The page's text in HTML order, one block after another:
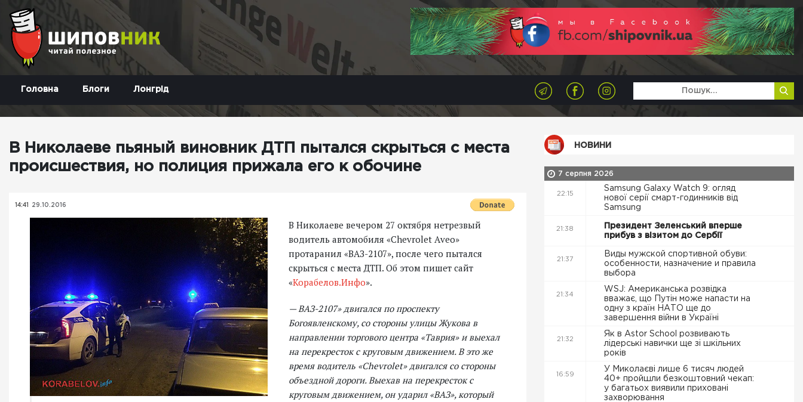
Головна Блоги Лонгрід
В Николаеве пьяный виновник ДТП пытался скрыться с места
происшествия, но полиция прижала его к обочине
14:41 29.10.2016
В Николаеве вечером 27 октября нетрезвый
водитель автомобиля «Сhevrolet Аveo»
протаранил «ВАЗ-2107», после чего пытался
скрыться с места ДТП. Об этом пишет сайт
«Корабелов.Инфо».
— ВАЗ-2107» двигался по проспекту
Богоявленскому, со стороны улицы Жукова в
направлении торгового центра «Таврия» и выехал
на перекресток с круговым движением. В это же
время водитель «Сhevrolet» двигался со стороны
объездной дороги. Выехав на перекресток с
круговым движением, он ударил «ВАЗ», который
НОВИНИ
7 серпня 2026
22:15
Samsung Galaxy Watch 9: огляд
нової серії смарт-годинників від
Samsung
21:38
Президент Зеленський вперше
прибув з візитом до Сербії
21:37
Виды мужской спортивной обуви:
особенности, назначение и правила
выбора
21:34
WSJ: Американська розвідка
вважає, що Путін може напасти на
одну з країн НАТО ще до
завершення війни в Україні
21:32
Як в Astor School розвивають
лідерські навички ще зі шкільних
років
16:59
У Миколаєві лише 6 тисяч людей
40+ пройшли безкоштовний чекап:
у багатьох виявили приховані
захворювання